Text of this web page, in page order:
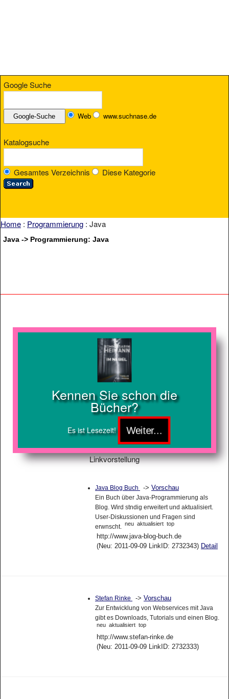
Google Suche
Web www.suchnase.de
Katalogsuche
Gesamtes Verzeichnis Diese Kategorie
Home : Programmierung : Java
Java -> Programmierung: Java
Kennen Sie schon die
Bücher?
Es ist Lesezeit!
Linkvorstellung
Java Blog Buch -> Vorschau
Ein Buch über Java-Programmierung als
Blog. Wird stndig erweitert und aktualisiert.
User-Diskussionen und Fragen sind
erwnscht.
neu aktualisiert top
http://www.java-blog-buch.de
(Neu: 2011-09-09 LinkID: 2732343) Detail
Stefan Rinke -> Vorschau
Zur Entwicklung von Webservices mit Java
gibt es Downloads, Tutorials und einen Blog.
neu aktualisiert top
http://www.stefan-rinke.de
(Neu: 2011-09-09 LinkID: 2732333)